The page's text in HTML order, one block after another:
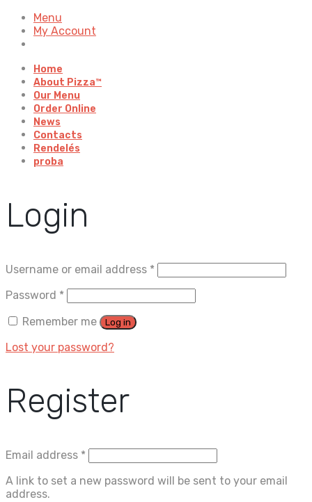
Menu
My Account
Home
About Pizza™
Our Menu
Order Online
News
Contacts
Rendelés
proba
Login
Username or email address *
Password *
Remember me
Log in
Lost your password?
Register
Email address *
A link to set a new password will be sent to your email
address.